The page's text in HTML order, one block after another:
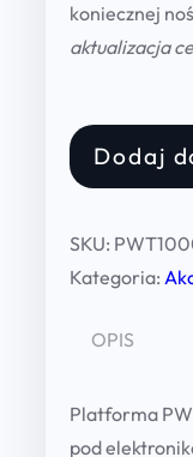
koniecznej
aktualizacja
Dodaj
SKU:
Kategoria:
OPIS
Platforma
pod